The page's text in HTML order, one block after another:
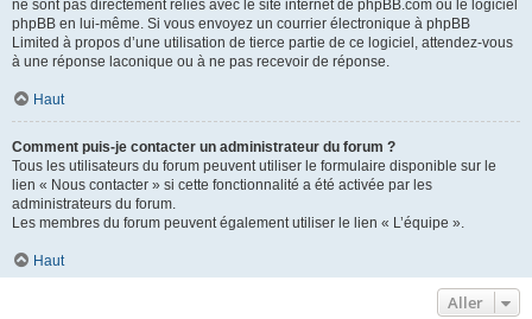
ne sont pas directement reliés avec le site internet de phpBB.com ou le logiciel
phpBB en lui-même. Si vous envoyez un courrier électronique à phpBB
Limited à propos d’une utilisation de tierce partie de ce logiciel, attendez-vous
à une réponse laconique ou à ne pas recevoir de réponse.
Haut
Comment puis-je contacter un administrateur du forum ?
Tous les utilisateurs du forum peuvent utiliser le formulaire disponible sur le
lien « Nous contacter » si cette fonctionnalité a été activée par les
administrateurs du forum.
Les membres du forum peuvent également utiliser le lien « L’équipe ».
Haut
Aller